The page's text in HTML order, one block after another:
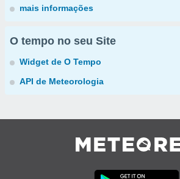
mais informações
O tempo no seu Site
Widget de O Tempo
API de Meteorologia